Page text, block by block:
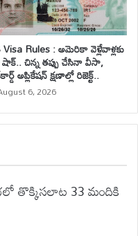
Visa Rules : అమెరికా వెళ్లేవాళ్లకు
చిన్న తప్పు చేసినా వీసా,
అప్లికేషన్ క్షణాల్లో రిజెక్ట్..
6, 2026
తొక్కిసలాట 33 మందికి